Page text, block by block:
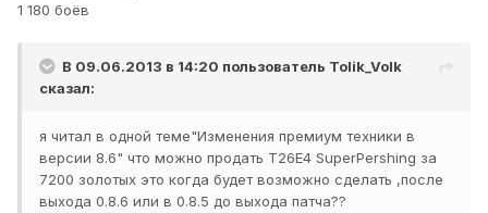
1 180 боёв
В 09.06.2013 в 14:20 пользователь Tolik_Volk
сказал:
я читал в одной теме"Изменения премиум техники в
версии 8.6" что можно продать T26E4 SuperPershing за
7200 золотых это когда будет возможно сделать ,после
выхода 0.8.6 или в 0.8.5 до выхода патча??